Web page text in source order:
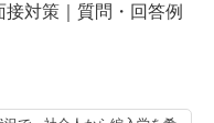
対策｜質問・回答例